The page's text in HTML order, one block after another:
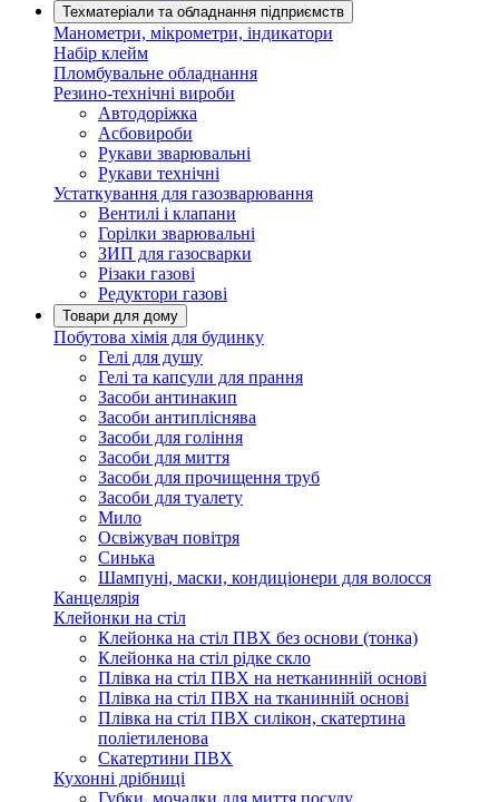
Техматеріали та обладнання підприємств
Манометри, мікрометри, індикатори
Набір клейм
Пломбувальне обладнання
Резино-технічні вироби
Автодоріжка
Асбовироби
Рукави зварювальні
Рукави технічні
Устаткування для газозварювання
Вентилі і клапани
Горілки зварювальні
ЗИП для газосварки
Різаки газові
Редуктори газові
Товари для дому
Побутова хімія для будинку
Гелі для душу
Гелі та капсули для прання
Засоби антинакип
Засоби антипліснява
Засоби для гоління
Засоби для миття
Засоби для прочищення труб
Засоби для туалету
Мило
Освіжувач повітря
Синька
Шампуні, маски, кондиціонери для волосся
Канцелярія
Клейонки на стіл
Клейонка на стіл ПВХ без основи (тонка)
Клейонка на стіл рідке скло
Плівка на стіл ПВХ на нетканинній основі
Плівка на стіл ПВХ на тканинній основі
Плівка на стіл ПВХ силікон, скатертина
поліетиленова
Скатертини ПВХ
Кухонні дрібниці
Губки, мочалки для миття посуду